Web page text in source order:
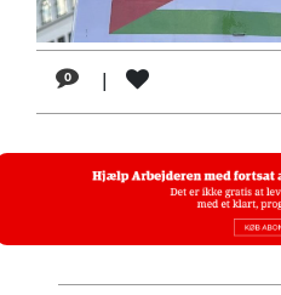
LÆSER
TIL
LÆSER
HISTORIE
TEORI
OM
0